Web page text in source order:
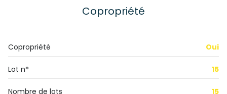
1er étage
2 étage(s)
chambre
14.76 m²
salon/sejour
25.84 m²
salle de bain
10.29 m²
Copropriété
Copropriété Oui
Lot n° 15
Nombre de lots 15